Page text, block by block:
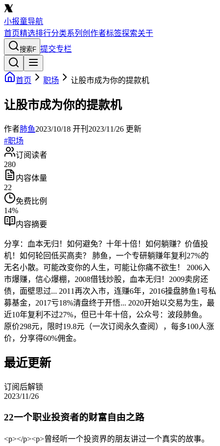
小报童导航
首页精选排行分类系列 创作者标签探索关于
搜索F 提交专栏
首页 职场 让股市成为你的提款机
让股市成为你的提款机
作者肺鱼2023/10/18 开刊 2023/11/26 更新
#职场
订阅读者
280
内容体量
22
免费比例
14%
内容摘要
分享：血本无归！如何避免？十年十倍！如何躺赚？价值投
机！如何轮回低买高卖？ 肺鱼，一个专研躺赚年复利27%的
无名小散。可能改变你的人生，可能让你痛不欲生！ 2006入
市爆赚，信心爆棚，2008借钱炒股，血本无归！2009卖房还
债，面壁思过... 2011再次入市，连赚6年，2016操盘肺鱼1号私
募基金，2017亏18%清盘终于开悟... 2020开始以交易为生，最
近10年复利不过27%，但已十年十倍，公众号：波段肺鱼。
原价298元，限时19.8元（一次订阅永久查阅），每多100人涨
价，分享得60%佣金。
最近更新
订阅后解锁
2023/11/26
22一个职业投资者的财富自由之路
<p></p><p>曾经听一个投资界的朋友讲过一个真实的故事。